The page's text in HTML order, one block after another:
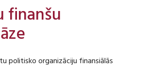
finanšu
politisko organizāciju finansiālās